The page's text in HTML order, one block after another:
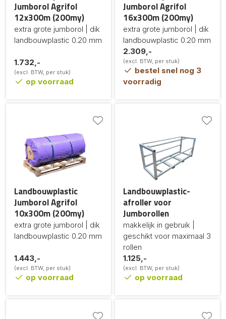
Jumborol Agrifol
12x300m (200my)
extra grote jumborol | dik
landbouwplastic 0.20 mm
1.732,-
(excl. BTW, per stuk)
op voorraad
Jumborol Agrifol
16x300m (200my)
extra grote jumborol | dik
landbouwplastic 0.20 mm
2.309,-
(excl. BTW, per stuk)
bestel snel nog 3
voorradig
Landbouwplastic
Jumborol Agrifol
10x300m (200my)
extra grote jumborol | dik
landbouwplastic 0.20 mm
1.443,-
(excl. BTW, per stuk)
op voorraad
Landbouwplastic-
afroller voor
Jumborollen
makkelijk in gebruik |
geschikt voor maximaal 3
rollen
1.125,-
(excl. BTW, per stuk)
op voorraad